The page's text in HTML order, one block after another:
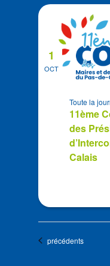
OCT
1
11ème
des
Calais
Toute la
Évènements
précédents